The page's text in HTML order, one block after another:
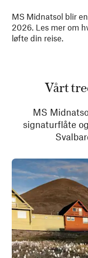
MS Midnatsol blir
2026. Les mer om
løfte din reise.
Vårt
MS
signaturflåte